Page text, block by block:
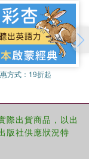
with advice on
of when
co-riparians
governance
effectiveness in
方式： 19折起
際出貨商品，以出
版社供應狀況特